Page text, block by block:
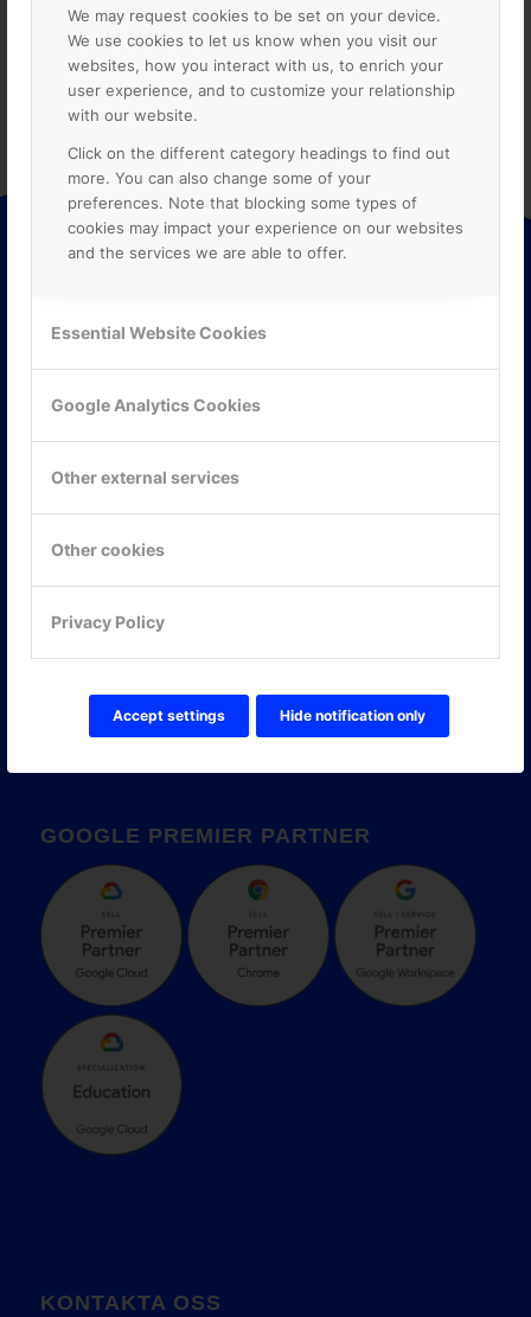
We may request cookies to be set on your device.
We use cookies to let us know when you visit our
websites, how you interact with us, to enrich your
user experience, and to customize your relationship
with our website.
Click on the different category headings to find out
more. You can also change some of your
preferences. Note that blocking some types of
cookies may impact your experience on our websites
and the services we are able to offer.
Essential Website Cookies
Google Analytics Cookies
Other external services
Other cookies
Privacy Policy
Accept settings Hide notification only
Läs mer
ONLINE PARTNER
produktivitet och kommunikation i företag, skolor,
organisationer och myndigheter med hjälp av molnbaserade
GOOGLE PREMIER PARTNER
KONTAKTA OSS